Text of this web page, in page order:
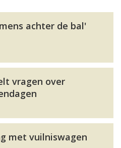
achter de bal'
vragen over
met vuilniswagen